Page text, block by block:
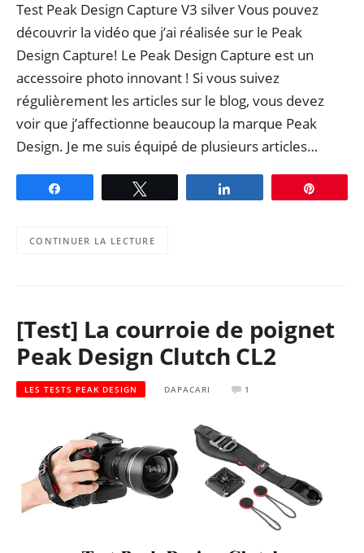
Test Peak Design Capture V3 silver Vous pouvez
découvrir la vidéo que j’ai réalisée sur le Peak
Design Capture! Le Peak Design Capture est un
accessoire photo innovant ! Si vous suivez
régulièrement les articles sur le blog, vous devez
voir que j’affectionne beaucoup la marque Peak
Design. Je me suis équipé de plusieurs articles…
CONTINUER LA LECTURE
[Test] La courroie de poignet
Peak Design Clutch CL2
LES TESTS PEAK DESIGN DAPACARI 1